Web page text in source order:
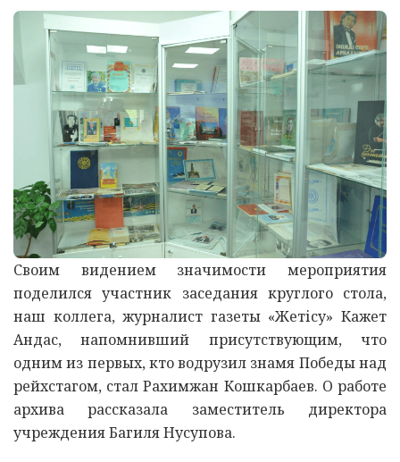
Своим видением значимости мероприятия
поделился участник заседания круглого стола,
наш коллега, журналист газеты «Жетісу» Кажет
Андас, напомнивший присутствующим, что
одним из первых, кто водрузил знамя Победы над
рейхстагом, стал Рахимжан Кошкарбаев. О работе
архива рассказала заместитель директора
учреждения Багиля Нусупова.